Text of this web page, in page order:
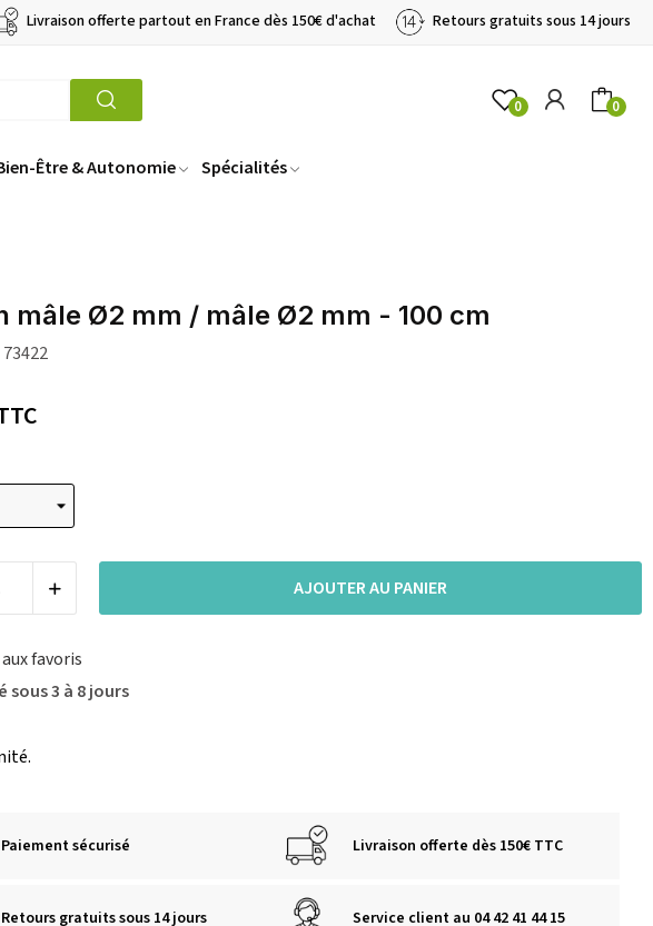
Livraison offerte partout en France dès 150€ d'achat Retours gratuits sous 14 jours
0 0
Être & Autonomie Spécialités
mâle Ø2 mm / mâle Ø2 mm - 100 cm
73422
AJOUTER AU PANIER
favoris
sous 3 à 8 jours
Paiement sécurisé Livraison offerte dès 150€ TTC
Retours gratuits sous 14 jours Service client au 04 42 41 44 15